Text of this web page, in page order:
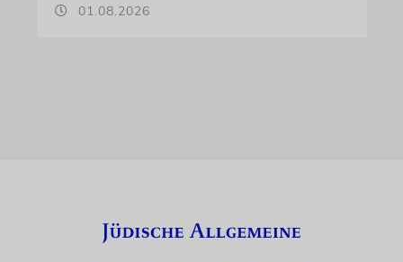
01.08.2026